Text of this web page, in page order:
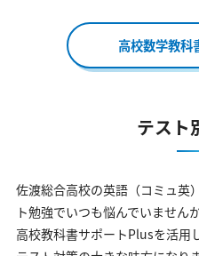
高校数学教科
テスト
佐渡総合高校の英語（コミュ英
ト勉強でいつも悩んでいません
高校教科書サポートPlusを活用